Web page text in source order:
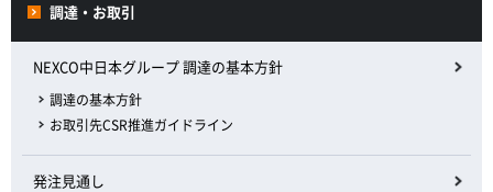
調達・お取引
NEXCO中日本グループ 調達の基本方針
調達の基本方針
お取引先CSR推進ガイドライン
発注見通し